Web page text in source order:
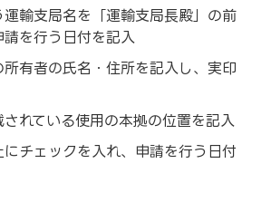
運輸支局名を「運輸支局長殿」の前
請を行う日付を記入
所有者の氏名・住所を記入し、実印
れている使用の本拠の位置を記入
にチェックを入れ、申請を行う日付